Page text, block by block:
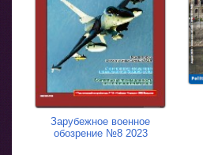
Зарубежное военное
обозрение №8 2023